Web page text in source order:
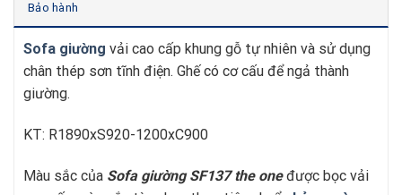
Bảo hành
Sofa giường vải cao cấp khung gỗ tự nhiên và sử dụng
chân thép sơn tĩnh điện. Ghế có cơ cấu để ngả thành
giường.
KT: R1890xS920-1200xC900
Màu sắc của Sofa giường SF137the oneđược bọc vải